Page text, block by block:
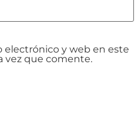
electrónico y web en este
vez que comente.